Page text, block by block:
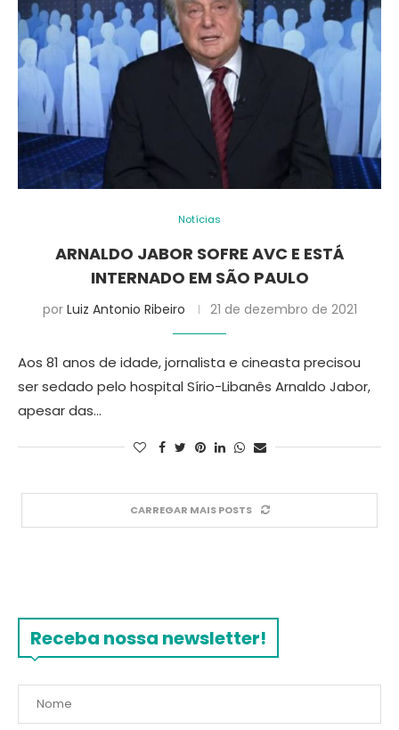
Notícias
ARNALDO JABOR SOFRE AVC E ESTÁ
INTERNADO EM SÃO PAULO
por Luiz Antonio Ribeiro 21 de dezembro de 2021
Aos 81 anos de idade, jornalista e cineasta precisou
ser sedado pelo hospital Sírio-Libanês Arnaldo Jabor,
apesar das…
CARREGAR MAIS POSTS
Receba nossa newsletter!